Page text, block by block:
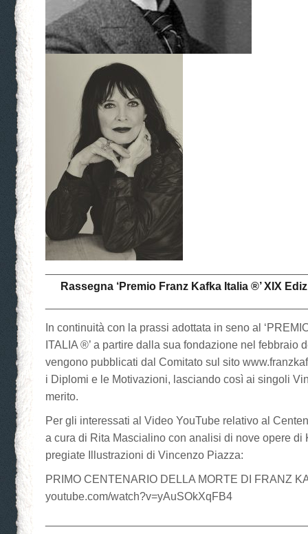
Rassegna ‘Premio Franz Kafka Italia ®’ XIX
In continuità con la prassi adottata in seno al
ITALIA ®’ a partire dalla sua fondazione nel febbraio
vengono pubblicati dal Comitato sul sito
i Diplomi e le Motivazioni, lasciando così ai singoli
merito.
Per gli interessati al Video YouTube relativo al
a cura di Rita Mascialino con analisi di nove opere di
pregiate Illustrazioni di Vincenzo Piazza:
PRIMO CENTENARIO DELLA MORTE DI FRANZ
youtube.com/watch?v=yAuSOkXqFB4